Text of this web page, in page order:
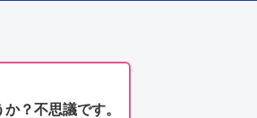
？不思議です。